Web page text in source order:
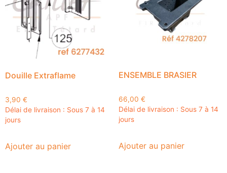
Douille Extraflame
3,90 €
Délai de livraison : Sous 7 à 14
jours
Ajouter au panier
ENSEMBLE BRASIER
66,00 €
Délai de livraison : Sous 7 à 14
jours
Ajouter au panier